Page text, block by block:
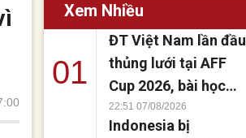
Xem Nhiều
01
ĐT Việt Nam lần đầu
thủng lưới tại AFF
Cup 2026, bài học
quý trước bán kết
22:51 07/08/2026
Indonesia bị